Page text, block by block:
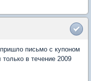
письмо с купоном
в течение 2009